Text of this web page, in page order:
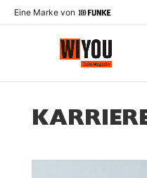
Eine Marke von